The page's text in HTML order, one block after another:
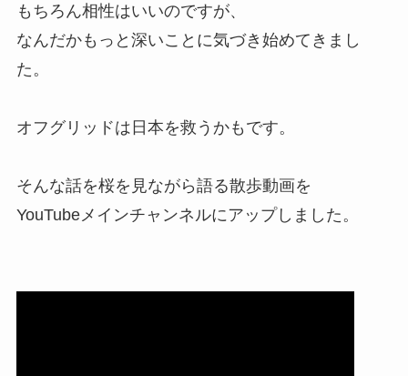
もちろん相性はいいのですが、
なんだかもっと深いことに気づき始めてきまし
た。
オフグリッドは日本を救うかもです。
そんな話を桜を見ながら語る散歩動画を
YouTubeメインチャンネルにアップしました。